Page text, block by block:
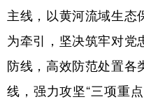
主线，以黄河流域生态
为牵引，坚决筑牢对党
防线，高效防范处置各
线，强力攻坚“三项重